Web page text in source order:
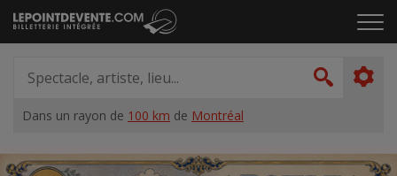
Passer
au
le
artiste,
lieu...
Dans un rayon de 100 km de Montréal
Accueil
Suggestions